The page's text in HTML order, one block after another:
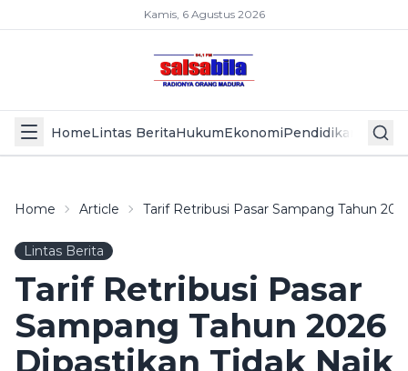
Kamis, 6 Agustus 2026
HomeLintas BeritaHukumEkonomiPendidikan Politik
Home Article Tarif Retribusi Pasar Sampang Tahun
Lintas Berita
Tarif Retribusi Pasar
Sampang Tahun 2026
Dipastikan Tidak Naik